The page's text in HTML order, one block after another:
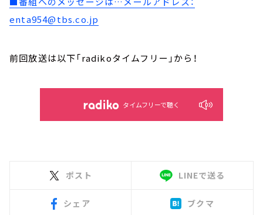
enta954@tbs.co.jp
前回放送は以下「radikoタイムフリー」から！
タイムフリーで聴く
ポスト LINEで送る
シェア ブクマ